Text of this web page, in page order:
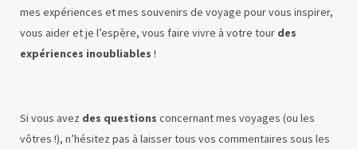
mes expériences et mes souvenirs de voyage pour vous inspirer,
vous aider et je l’espère, vous faire vivre à votre tour des
expériences inoubliables !
Si vous avez des questions concernant mes voyages (ou les
vôtres !), n’hésitez pas à laisser tous vos commentaires sous les